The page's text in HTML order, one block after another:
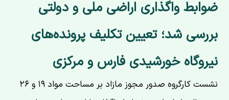
ضوابط واگذاری اراضی ملی و دولتی
بررسی شد؛ تعیین تکلیف پرونده‌های
نیروگاه خورشیدی فارس و مرکزی
نشست کارگروه صدور مجوز مازاد بر مساحت مواد ۱۹ و ۲۶